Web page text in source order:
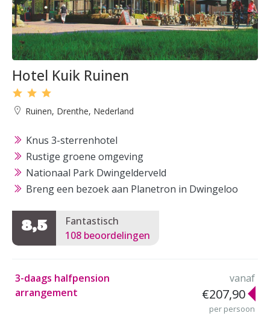
Hotel Kuik Ruinen
Ruinen, Drenthe, Nederland
Knus 3-sterrenhotel
Rustige groene omgeving
Nationaal Park Dwingelderveld
Breng een bezoek aan Planetron in Dwingeloo
8,5
Fantastisch
108 beoordelingen
3-daags halfpension
arrangement
vanaf
€207,90
per persoon